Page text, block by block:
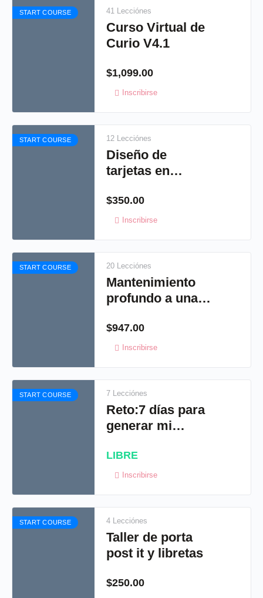
START COURSE 41 Lecciónes
Curso Virtual de
Curio V4.1
$1,099.00
Inscribirse
START COURSE 12 Lecciónes
Diseño de
tarjetas en
propias
invitaciones
$350.00
Inscribirse
START COURSE 20 Lecciónes
Mantenimiento
profundo a una
$947.00
Inscribirse
START COURSE 7 Lecciónes
Reto:7 días para
generar mi
LIBRE
Inscribirse
START COURSE 4 Lecciónes
Taller de porta
post it y libretas
$250.00